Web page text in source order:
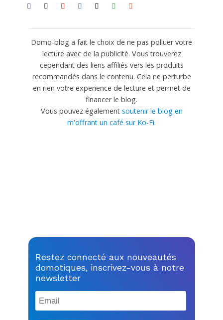
Domo-blog a fait le choix de ne pas polluer votre
lecture avec de la publicité. Vous trouverez
cependant des liens affiliés vers les produits
recommandés dans le contenu. Cela ne perturbe
en rien votre experience de lecture et permet de
financer le blog.
Vous pouvez également soutenir le blog en
m'offrant un café sur Ko-Fi.
Restez connecté aux nouveautés
domotiques, inscrivez-vous à notre
newsletter